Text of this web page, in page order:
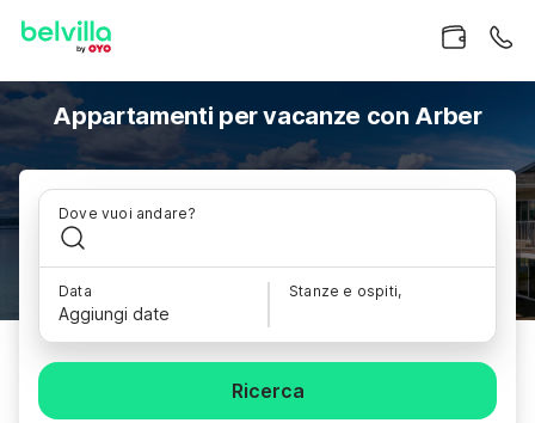
Appartamenti per vacanze con Arber
Dove vuoi andare?
Data
Aggiungi date
Stanze e ospiti,
Ricerca